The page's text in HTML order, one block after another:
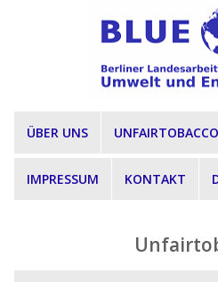
ÜBER UNS UNFAIRTOBACCO
IMPRESSUM KONTAKT